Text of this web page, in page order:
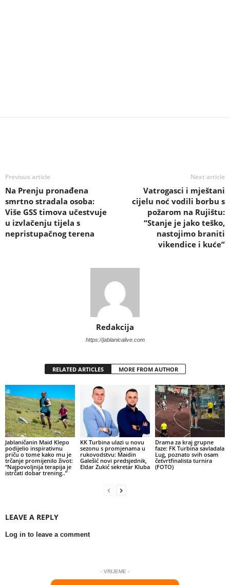
Previous article
Na Prenju pronađena
smrtno stradala osoba:
Više GSS timova učestvuje
u izvlačenju tijela s
nepristupačnog terena
Next article
Vatrogasci i mještani
cijelu noć vodili borbu s
požarom na Rujištu:
“Stanje je jako teško,
nastojimo braniti
vikendice i kuće”
Redakcija
https://jablanicalive.com
RELATED ARTICLES MORE FROM AUTHOR
Jablaničanin Maid Klepo
podijelio inspirativnu
priču o tome kako mu je
trčanje promijenilo život:
“Najpovoljnija terapija je
istrčati dobar trening..”
KK Turbina ulazi u novu
sezonu s promjenama u
rukovodstvu: Maidin
Galešić novi predsjednik,
Eldar Zukić sekretar Kluba
Drama za kraj grupne
faze: FK Turbina savladala
Lug, poznato svih osam
četvrtfinalista turnira
(FOTO)
LEAVE A REPLY
Log in to leave a comment
- VRIJEME -